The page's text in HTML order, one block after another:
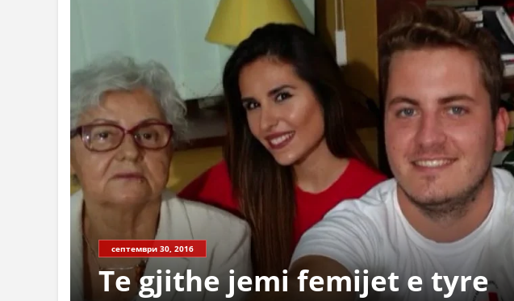
септември 30, 2016
Те gjithe jemi femijet e tyre